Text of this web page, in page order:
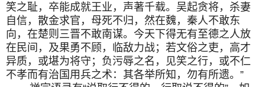
笑之耻，卒能成就王业，声著千载。吴起贪将，杀妻
自信，散金求官，母死不归，然在魏，秦人不敢东
向，在楚则三晋不敢南谋。今天下得无有至德之人放
在民间，及果勇不顾，临敌力战；若文俗之吏，高才
异质，或堪为将守；负污辱之名，见笑之行，或不仁
不孝而有治国用兵之术：其各举所知，勿有所遗。”